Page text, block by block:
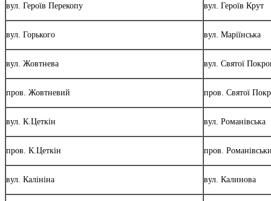
вул. Героїв Перекопу вул. Героїв Крут
вул. Горького вул. Маріїнська
вул. Жовтнева вул. Святої
пров. Жовтневий пров. Святої
вул. К.Цеткін вул. Романівська
пров. К.Цеткін пров.
вул. Калініна вул. Калинова